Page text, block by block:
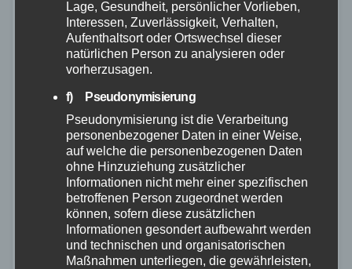
NEUWIED POLIZEI RETTUNGSDIENST
Alkoholbedingter Fahrfehler führt
zu Frontalzusammenstoß
26. JUNI 2024
Am frühen Mittwochmorgen ereignete sich auf der
Kreisstraße 119 zwischen Großmaischeid und
Lage, Gesundheit, persönlicher Vorlieben,
Interessen, Zuverlässigkeit, Verhalten,
Aufenthaltsort oder Ortswechsel dieser
natürlichen Person zu analysieren oder
vorherzusagen.
f) Pseudonymisierung
Pseudonymisierung ist die Verarbeitung
personenbezogener Daten in einer Weise,
auf welche die personenbezogenen Daten
ohne Hinzuziehung zusätzlicher
Informationen nicht mehr einer spezifischen
betroffenen Person zugeordnet werden
können, sofern diese zusätzlichen
Informationen gesondert aufbewahrt werden
und technischen und organisatorischen
Maßnahmen unterliegen, die gewährleisten,